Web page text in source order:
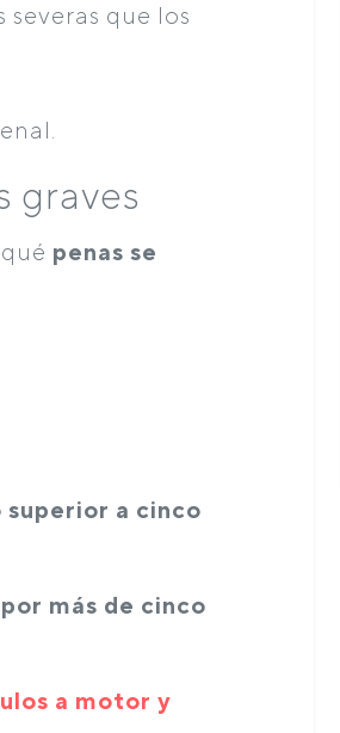
severas que los
graves
penas se
a cinco
más de cinco
a motor y